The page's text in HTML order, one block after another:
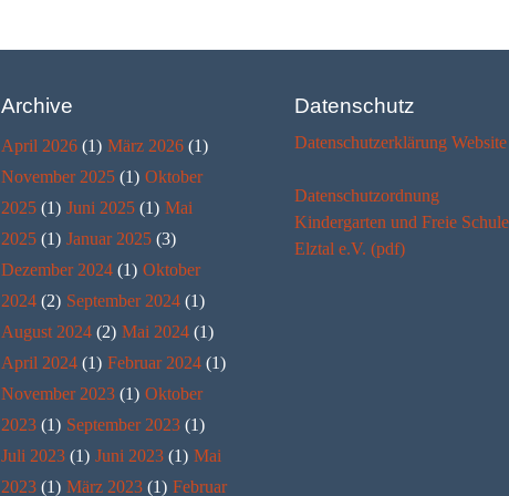
Archive
April 2026 (1) März 2026 (1)
November 2025 (1) Oktober
2025 (1) Juni 2025 (1) Mai
2025 (1) Januar 2025 (3)
Dezember 2024 (1) Oktober
2024 (2) September 2024 (1)
August 2024 (2) Mai 2024 (1)
April 2024 (1) Februar 2024 (1)
November 2023 (1) Oktober
2023 (1) September 2023 (1)
Juli 2023 (1) Juni 2023 (1) Mai
2023 (1) März 2023 (1) Februar
Datenschutz
Datenschutzerklärung Website
Datenschutzordnung
Kindergarten und Freie Schule
Elztal e.V. (pdf)